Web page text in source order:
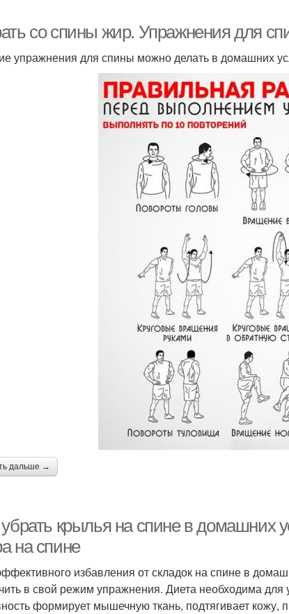
со спины жир. Упражнения для
упражнения для спины можно делать в домашних
дальше →
убрать крылья на спине в домашних
на спине
избавления от складок на спине в
в свой режим упражнения. Диета необходима
формирует мышечную ткань, подтягивает кожу,